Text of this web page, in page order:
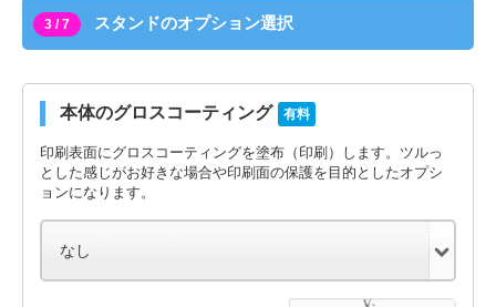
3 / 7 スタンドのオプション選択
本体のグロスコーティング 有料
印刷表面にグロスコーティングを塗布（印刷）します。ツルっ
とした感じがお好きな場合や印刷面の保護を目的としたオプシ
ョンになります。